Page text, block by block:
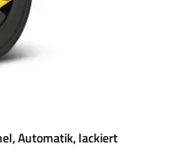
KÄRCHER Schlauchtrommel, Automatik, lackiert